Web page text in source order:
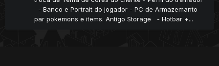
- Banco e Portrait do jogador - PC de Armazemanto
par pokemons e items. Antigo Storage - Hotbar +...